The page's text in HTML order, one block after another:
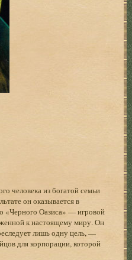
человека из богатой семьи
он оказывается в
«Черного Оазиса» — игровой
к настоящему миру. Он
лишь одну цель, —
для корпорации, которой